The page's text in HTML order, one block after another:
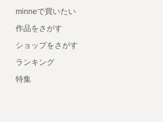
minneで買いたい
作品をさがす
ショップをさがす
ランキング
特集